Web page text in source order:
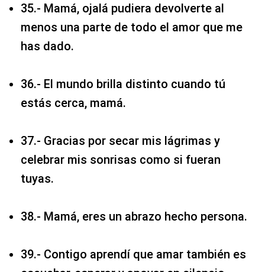
35.- Mamá, ojalá pudiera devolverte al
menos una parte de todo el amor que me
has dado.
36.- El mundo brilla distinto cuando tú
estás cerca, mamá.
37.- Gracias por secar mis lágrimas y
celebrar mis sonrisas como si fueran
tuyas.
38.- Mamá, eres un abrazo hecho persona.
39.- Contigo aprendí que amar también es